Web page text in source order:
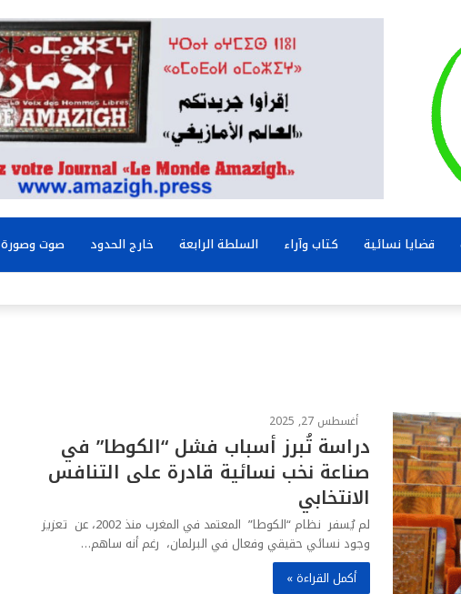
قضايا نسائية كتاب وآراء السلطة الرابعة خارج الحدود صوت وصورة
أغسطس 27, 2025
دراسة تُبرز أسباب فشل “الكوطا” في
صناعة نخب نسائية قادرة على التنافس
الانتخابي
لم يُسفر نظام “الكوطا” المعتمد في المغرب منذ 2002، عن تعزيز
وجود نسائي حقيقي وفعال في البرلمان، رغم أنه ساهم…
أكمل القراءة »